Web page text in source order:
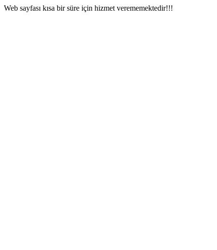
Web sayfası kısa bir süre için hizmet verememektedir!!!